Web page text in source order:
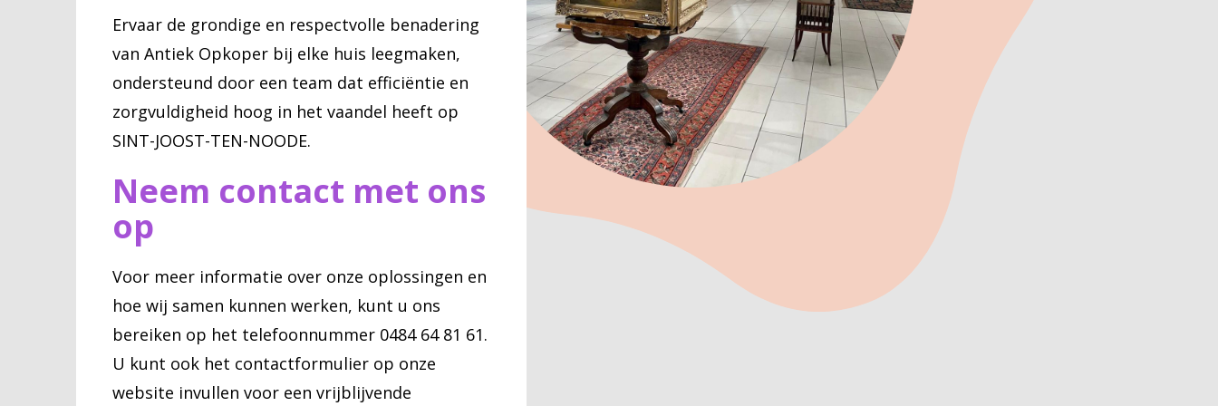
Ervaar de grondige en respectvolle benadering
van Antiek Opkoper bij elke huis leegmaken,
ondersteund door een team dat efficiëntie en
zorgvuldigheid hoog in het vaandel heeft op
SINT-JOOST-TEN-NOODE.
Neem contact met ons
op
Voor meer informatie over onze oplossingen en
hoe wij samen kunnen werken, kunt u ons
bereiken op het telefoonnummer 0484 64 81 61.
U kunt ook het contactformulier op onze
website invullen voor een vrijblijvende